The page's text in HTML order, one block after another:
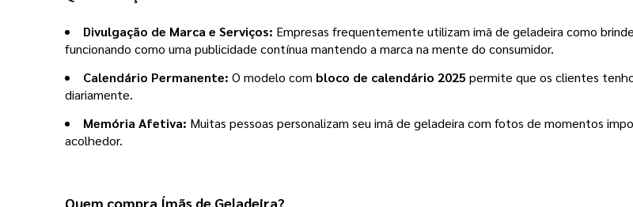
Divulgação de Marca e Serviços: Empresas frequentemente utilizam imã de geladeira como
funcionando como uma publicidade contínua mantendo a marca na mente do consumidor.
Calendário Permanente: O modelo com bloco de calendário 2025 permite que os clientes
diariamente.
Memória Afetiva: Muitas pessoas personalizam seu imã de geladeira com fotos de momentos
acolhedor.
Quem compra Ímãs de Geladeira?